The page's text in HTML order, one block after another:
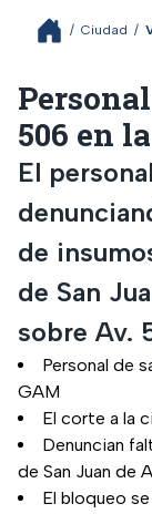
/ Ciudad /
506 en
El
de
de San
sobre Av.
Personal de
GAM
El corte a la
Denuncian
de San Juan de
El bloqueo